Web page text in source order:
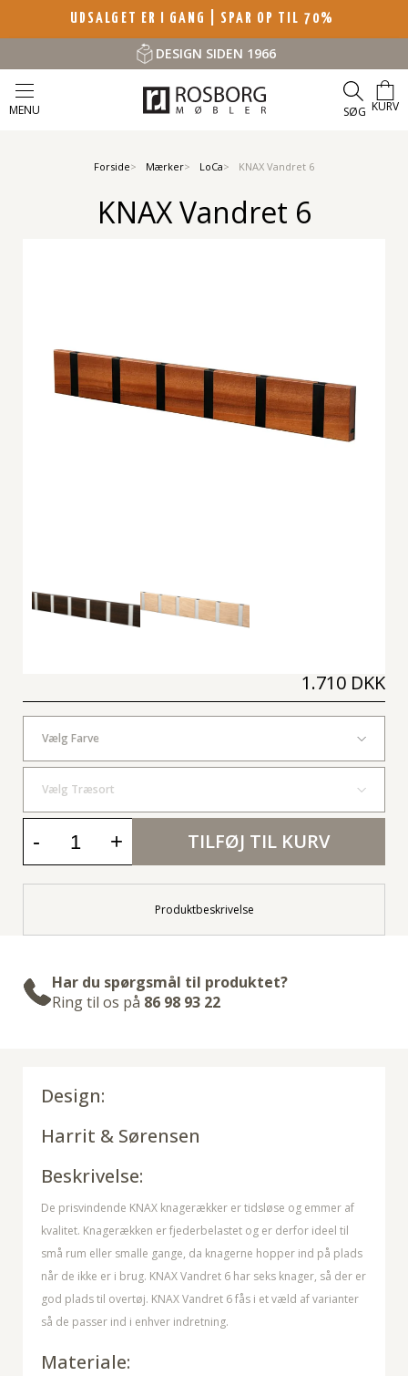
UDSALGET ER I GANG | SPAR OP TIL 70%
DESIGN SIDEN 1966
MENU SØG KURV
Forside Mærker LoCa KNAX Vandret 6
KNAX Vandret 6
1.710 DKK
Vælg Farve
Vælg Træsort
- + TILFØJ TIL KURV
Produktbeskrivelse
Har du spørgsmål til produktet?
Ring til os på 86 98 93 22
Design:
Harrit & Sørensen
Beskrivelse:
De prisvindende KNAX knagerækker er tidsløse og emmer af
kvalitet. Knagerækken er fjederbelastet og er derfor ideel til
små rum eller smalle gange, da knagerne hopper ind på plads
når de ikke er i brug. KNAX Vandret 6 har seks knager, så der er
god plads til overtøj. KNAX Vandret 6 fås i et væld af varianter
så de passer ind i enhver indretning.
Materiale: